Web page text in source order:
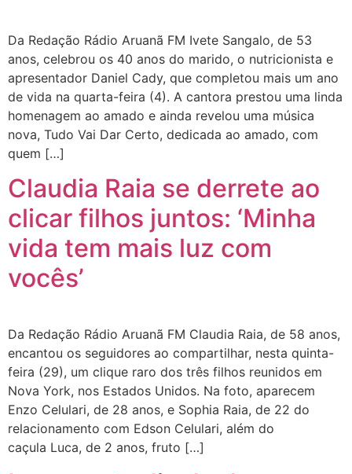
Da Redação Rádio Aruanã FM Ivete Sangalo, de 53
anos, celebrou os 40 anos do marido, o nutricionista e
apresentador Daniel Cady, que completou mais um ano
de vida na quarta-feira (4). A cantora prestou uma linda
homenagem ao amado e ainda revelou uma música
nova, Tudo Vai Dar Certo, dedicada ao amado, com
quem […]
Claudia Raia se derrete ao
clicar filhos juntos: ‘Minha
vida tem mais luz com
vocês’
Da Redação Rádio Aruanã FM Claudia Raia, de 58 anos,
encantou os seguidores ao compartilhar, nesta quinta-
feira (29), um clique raro dos três filhos reunidos em
Nova York, nos Estados Unidos. Na foto, aparecem
Enzo Celulari, de 28 anos, e Sophia Raia, de 22 do
relacionamento com Edson Celulari, além do
caçula Luca, de 2 anos, fruto […]